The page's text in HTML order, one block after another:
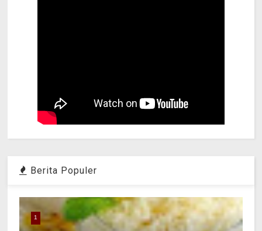
Berita Populer
1